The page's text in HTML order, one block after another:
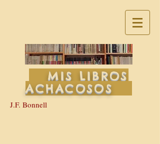
MIS LIBROS
ACHACOSOS
J.F. Bonnell